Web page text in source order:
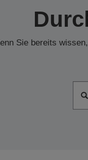
Sie bereits